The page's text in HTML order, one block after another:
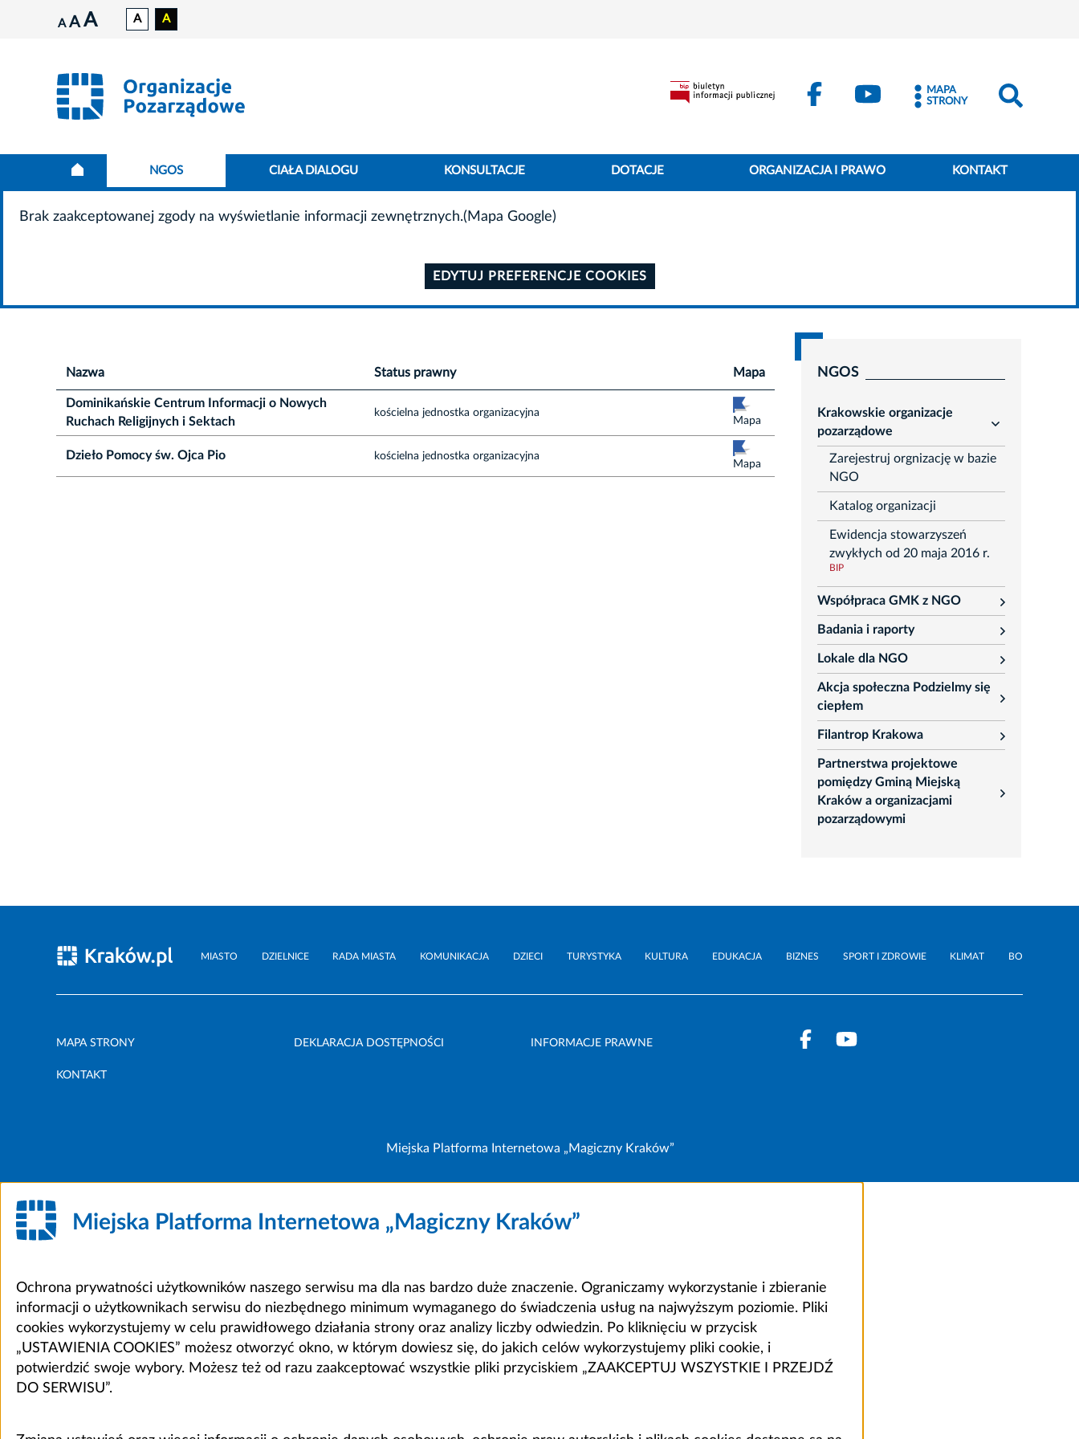
A A A A A
MAPA
STRONY
NGOS CIAŁA DIALOGU KONSULTACJE DOTACJE ORGANIZACJA I PRAWO KONTAKT
Brak zaakceptowanej zgody na wyświetlanie informacji zewnętrznych.(Mapa Google)
EDYTUJ PREFERENCJE COOKIES
Nazwa Status prawny Mapa
Dominikańskie Centrum Informacji o Nowych
Ruchach Religijnych i Sektach
kościelna jednostka organizacyjna
Mapa
Dzieło Pomocy św. Ojca Pio kościelna jednostka organizacyjna
Mapa
NGOS
Krakowskie organizacje
pozarządowe
rozwiń
Zarejestruj orgnizację w bazie
NGO
Katalog organizacji
Ewidencja stowarzyszeń
zwykłych od 20 maja 2016 r.
BIP
Współpraca GMK z NGO
rozwiń
Badania i raporty
rozwiń
Lokale dla NGO
rozwiń
Akcja społeczna Podzielmy się
ciepłem
rozwiń
Filantrop Krakowa
rozwiń
Partnerstwa projektowe
pomiędzy Gminą Miejską
Kraków a organizacjami
pozarządowymi
rozwiń
MIASTO DZIELNICE RADA MIASTA KOMUNIKACJA DZIECI TURYSTYKA KULTURA EDUKACJA BIZNES SPORT I ZDROWIE KLIMAT BO
MAPA STRONY DEKLARACJA DOSTĘPNOŚCI INFORMACJE PRAWNE
KONTAKT
Miejska Platforma Internetowa „Magiczny Kraków”
Miejska Platforma Internetowa „Magiczny Kraków”
Ochrona prywatności użytkowników naszego serwisu ma dla nas bardzo duże znaczenie. Ograniczamy wykorzystanie i zbieranie
informacji o użytkownikach serwisu do niezbędnego minimum wymaganego do świadczenia usług na najwyższym poziomie. Pliki
cookies wykorzystujemy w celu prawidłowego działania strony oraz analizy liczby odwiedzin. Po kliknięciu w przycisk
„USTAWIENIA COOKIES” możesz otworzyć okno, w którym dowiesz się, do jakich celów wykorzystujemy pliki cookie, i
potwierdzić swoje wybory. Możesz też od razu zaakceptować wszystkie pliki przyciskiem „ZAAKCEPTUJ WSZYSTKIE I PRZEJDŹ
DO SERWISU”.